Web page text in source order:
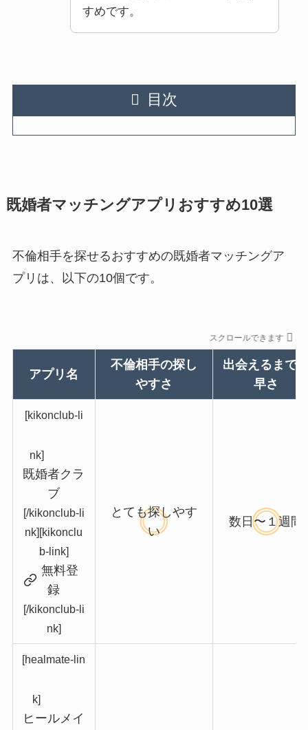
すめです。
目次
既婚者マッチングアプリおすすめ10選
不倫相手を探せるおすすめの既婚者マッチングア
プリは、以下の10個です。
スクロールできます
アプリ名
不倫相手の探し
やすさ
出会えるまで
早さ
[kikonclub-li
nk]
既婚者クラ
ブ
[/kikonclub-li
nk] [kikonclu
b-link]
無料登
録
[/kikonclub-li
nk]
とても探しやす
い
数日〜１週間
[healmate-lin
k]
ヒールメイ